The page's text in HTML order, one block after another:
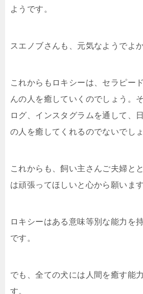
ようです。
スエノブさんも、元気なようでよ
これからもロキシーは、セラピー
んの人を癒していくのでしょう。
ログ、インスタグラムを通して、
の人を癒してくれるのでないでしょ
これからも、飼い主さんご夫婦と
は頑張ってほしいと心から願います
ロキシーはある意味等別な能力を
です。
でも、全ての犬には人間を癒す能
す。